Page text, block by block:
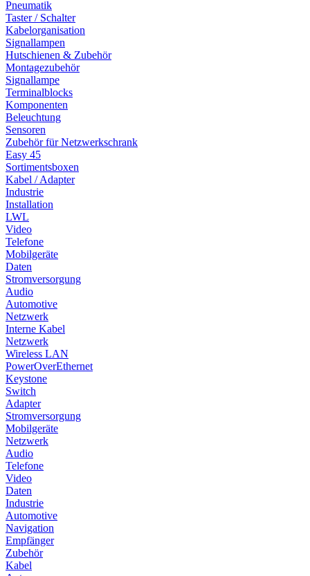
Pneumatik
Taster / Schalter
Kabelorganisation
Signallampen
Hutschienen & Zubehör
Montagezubehör
Signallampe
Terminalblocks
Komponenten
Beleuchtung
Sensoren
Zubehör für Netzwerkschrank
Easy 45
Sortimentsboxen
Kabel / Adapter
Industrie
Installation
LWL
Video
Telefone
Mobilgeräte
Daten
Stromversorgung
Audio
Automotive
Netzwerk
Interne Kabel
Netzwerk
Wireless LAN
PowerOverEthernet
Keystone
Switch
Adapter
Stromversorgung
Mobilgeräte
Netzwerk
Audio
Telefone
Video
Daten
Industrie
Automotive
Navigation
Empfänger
Zubehör
Kabel